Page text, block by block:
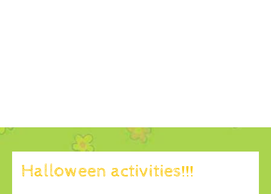
Halloween activities!!!